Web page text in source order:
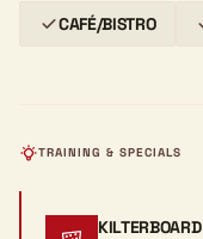
CAFÉ/BISTRO
TRAINING & SPECIALS
KILTERBOARD